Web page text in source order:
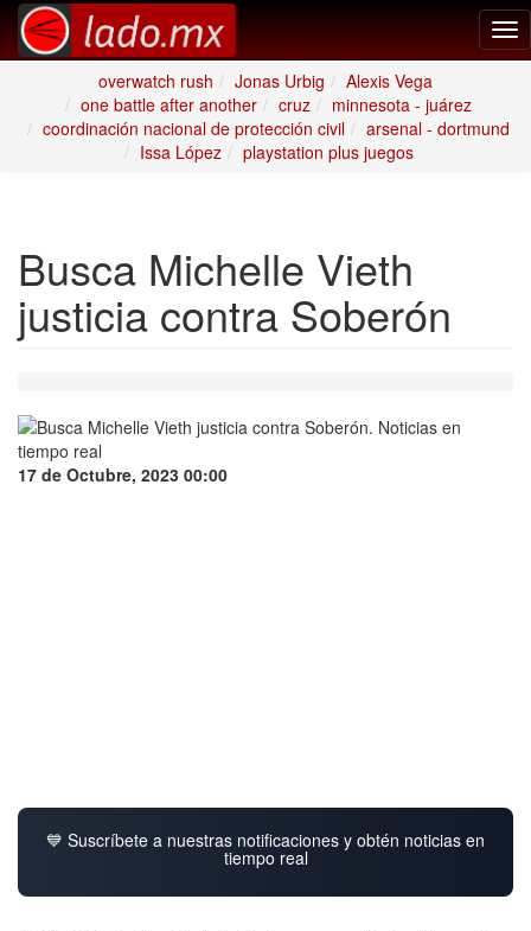
overwatch rush
Jonas Urbig
Alexis Vega
one battle after another
cruz
minnesota - juárez
coordinación nacional de protección civil
arsenal - dortmund
Issa López
playstation plus juegos
Busca Michelle Vieth
justicia contra Soberón
17 de Octubre, 2023 00:00
💙 Suscríbete a nuestras notificaciones y obtén noticias en
tiempo real